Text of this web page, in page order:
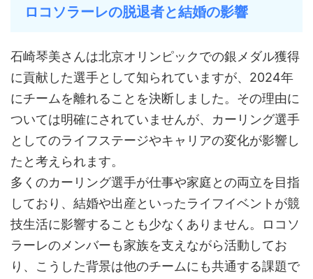
ロコソラーレの脱退者と結婚の影響
石崎琴美さんは北京オリンピックでの銀メダル獲得
に貢献した選手として知られていますが、2024年
にチームを離れることを決断しました。その理由に
ついては明確にされていませんが、カーリング選手
としてのライフステージやキャリアの変化が影響し
たと考えられます。
多くのカーリング選手が仕事や家庭との両立を目指
しており、結婚や出産といったライフイベントが競
技生活に影響することも少なくありません。ロコソ
ラーレのメンバーも家族を支えながら活動してお
り、こうした背景は他のチームにも共通する課題で